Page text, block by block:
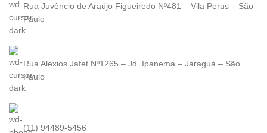
Rua Juvêncio de Araújo Figueiredo Nº481 – Vila Perus – São
Paulo
Rua Alexios Jafet Nº1265 – Jd. Ipanema – Jaraguá – São
Paulo
(11) 94489-5456